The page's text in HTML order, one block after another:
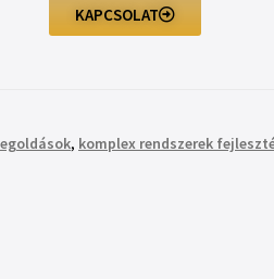
KAPCSOLAT
, komplex rendszerek